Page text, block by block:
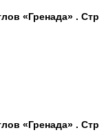
«Гренада» . Стр
«Гренада» . Стр